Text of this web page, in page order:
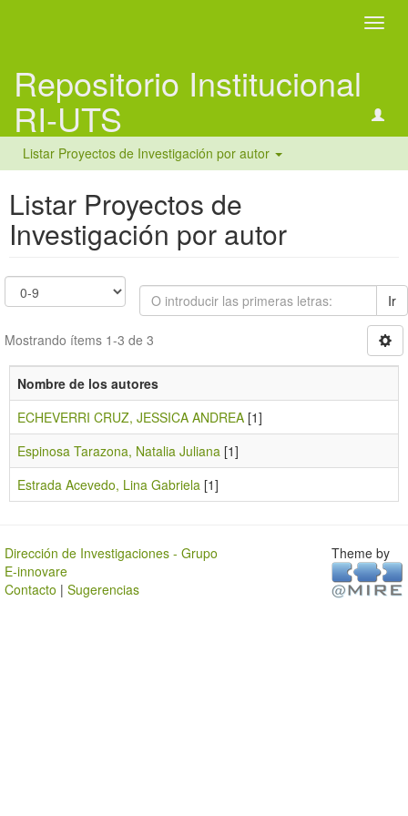
Repositorio Institucional
RI-UTS
Listar Proyectos de Investigación por autor
Listar Proyectos de
Investigación por autor
Ir
Mostrando ítems 1-3 de 3
Nombre de los autores
ECHEVERRI CRUZ, JESSICA ANDREA [1]
Espinosa Tarazona, Natalia Juliana [1]
Estrada Acevedo, Lina Gabriela [1]
Dirección de Investigaciones - Grupo
E-innovare
Contacto | Sugerencias
Theme by